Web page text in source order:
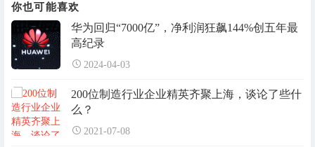
你也可能喜欢
华为回归“7000亿”，净利润狂飙144%创五年最
高纪录
2024-04-03
200位制造行业企业精英齐聚上海，谈论了些什
么？
2021-07-08